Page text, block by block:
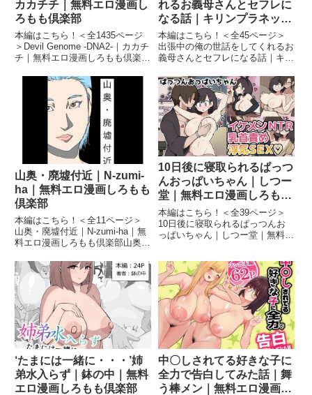
カカチチ｜無料エロ漫画し
ろもも倶楽部
本編はこちら！＜全1435ページ
＞Devil Genome -DNA2-｜カカチ
チ｜無料エロ漫画しろもも倶楽部
Genome -DNA2- 画像2Devil
Genome -DNA2-...
れるお義母さんとセフレに
なる話｜キリンプラネット
｜無料エロ漫画しろもも倶
楽部
本編はこちら！＜全45ページ＞
出張中の俺の世話をしてくれるお
義母さんとセフレになる話｜キリ
もも倶楽部出張中の俺の世話をし
てくれるお義母さんとセフレにな
る話 画像1出張中の俺の世話をし
てくれるお義母さんとセフレに...
山奥・廃墟付近｜N-zumi-
ha｜無料エロ漫画しろもも
倶楽部
本編はこちら！＜全11ページ＞
山奥・廃墟付近｜N-zumi-ha｜無
料エロ漫画しろもも倶楽部山奥・
ページ＞ 第三者の目のない深夜
の山奥で FANZA発売日 : 2026-
06-29収録 : 11ページジャン...
10日後に寝取られるぱっつ
んおっぱいちゃん｜しつー
堂｜無料エロ漫画しろもも
倶楽部
本編はこちら！＜全39ページ＞
10日後に寝取られるぱっつんお
っぱいちゃん｜しつー堂｜無料エ
ん 画像110日後に寝取られるぱっ
つんおっぱいちゃん 画像210日後
に寝取られるぱっつんお...
‘たまには一緒に・・・’姉
弟水入らず｜鉢の中｜無料
エロ漫画しろもも倶楽部
中〇しされてる好きな子に
全力で告白してみた話｜舞
う棒メン｜無料エロ漫画し